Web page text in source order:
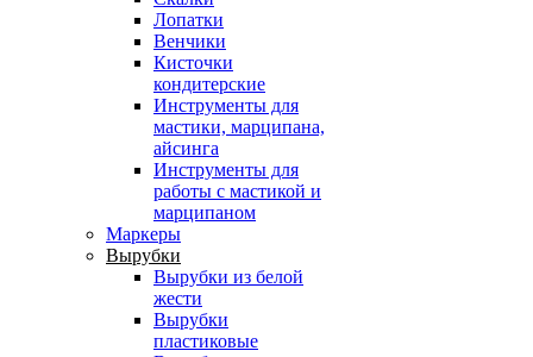
Лопатки
Венчики
Кисточки
кондитерские
Инструменты для
мастики, марципана,
айсинга
Инструменты для
работы с мастикой и
марципаном
Маркеры
Вырубки
Вырубки из белой
жести
Вырубки
пластиковые